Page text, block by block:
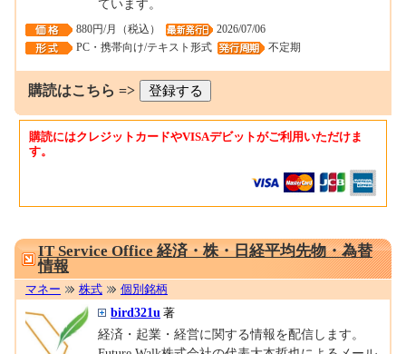
ています。
880円/月（税込）
2026/07/06
PC・携帯向け/テキスト形式
不定期
購読はこちら =>
購読にはクレジットカードやVISAデビットがご利用いただけま
す。
IT Service Office 経済・株・日経平均先物・為替
情報
マネー 株式 個別銘柄
bird321u 著
経済・起業・経営に関する情報を配信します。